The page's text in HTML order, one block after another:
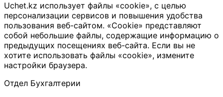
Uchet.kz использует файлы «cookie», с целью
персонализации сервисов и повышения удобства
пользования веб-сайтом. «Cookie» представляют
собой небольшие файлы, содержащие информацию о
предыдущих посещениях веб-сайта. Если вы не
хотите использовать файлы «cookie», измените
настройки браузера.
Отдел Бухгалтерии